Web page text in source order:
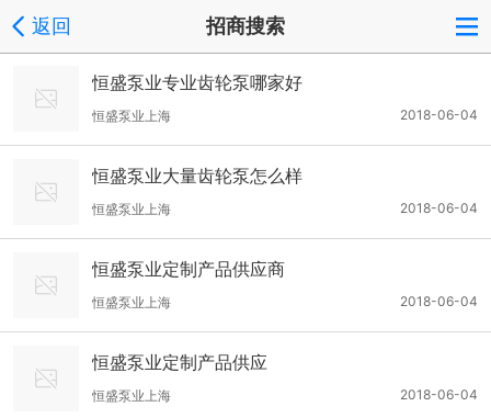
返回 招商搜索
恒盛泵业专业齿轮泵哪家好
2018-06-04
恒盛泵业上海
恒盛泵业大量齿轮泵怎么样
2018-06-04
恒盛泵业上海
恒盛泵业定制产品供应商
2018-06-04
恒盛泵业上海
恒盛泵业定制产品供应
2018-06-04
恒盛泵业上海